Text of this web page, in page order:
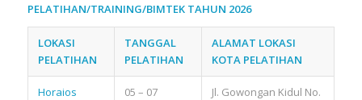
PELATIHAN/TRAINING/BIMTEK TAHUN 2026
LOKASI
PELATIHAN
TANGGAL
PELATIHAN
ALAMAT LOKASI
KOTA PELATIHAN
Horaios
05 – 07
Jl. Gowongan Kidul No.